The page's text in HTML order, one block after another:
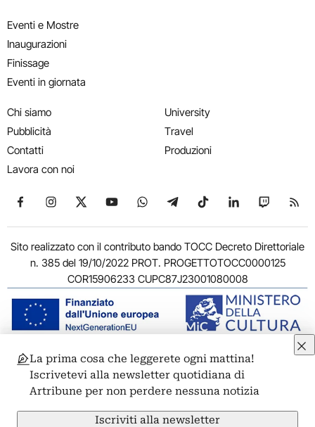
Eventi e Mostre
Inaugurazioni
Finissage
Eventi in giornata
Chi siamo
Pubblicità
Contatti
Lavora con noi
University
Travel
Produzioni
Seguici su Facebook
Seguici su Instagram
Seguici su X
Seguici su YouTube
Seguici su WhatsApp
Seguici su Telegram
Seguici su TikTok
Seguici su
Seguici
Sito realizzato con il contributo bando TOCC Decreto Direttoriale
n. 385 del 19/10/2022 PROT. PROGETTOTOCC0000125
COR15906233 CUPC87J23001080008
© 2011-2026 ARTRIBUNE srl – Corso Vittorio Emanuele II, 287 –
00186 Roma - P.I. 11381581005
Privacy: Responsabile della protezione dei dati personali
ARTRIBUNE srl – Corso Vittorio Emanuele II, 287 – 00186 Roma
La prima cosa che leggerete ogni mattina!
Iscrivetevi alla newsletter quotidiana di
Artribune per non perdere nessuna notizia
Iscriviti alla newsletter